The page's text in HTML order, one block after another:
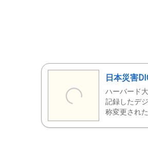
日本災害
ハーバード
記録したデ
称変更された